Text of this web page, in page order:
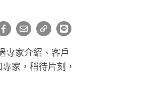
專家介紹、客戶
家，稍待片刻，